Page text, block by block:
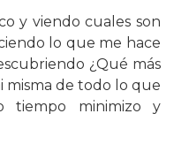
y viendo cuales son
lo que me hace
¿Qué más
misma de todo lo que
tiempo minimizo y